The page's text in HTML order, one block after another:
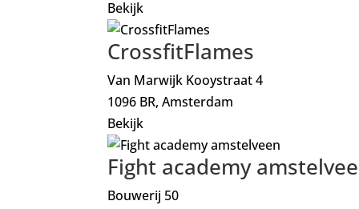
Bekijk
CrossfitFlames
Van Marwijk Kooystraat 4
1096 BR, Amsterdam
Bekijk
Fight academy
Bouwerij 50